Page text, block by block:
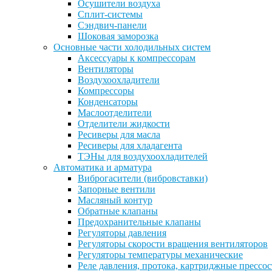
Осушители воздуха
Сплит-системы
Сэндвич-панели
Шоковая заморозка
Основные части холодильных систем
Аксессуары к компрессорам
Вентиляторы
Воздухоохладители
Компрессоры
Конденсаторы
Маслоотделители
Отделители жидкости
Ресиверы для масла
Ресиверы для хладагента
ТЭНы для воздухоохладителей
Автоматика и арматура
Виброгасители (вибровставки)
Запорные вентили
Масляный контур
Обратные клапаны
Предохранительные клапаны
Регуляторы давления
Регуляторы скорости вращения вентиляторов
Регуляторы температуры механические
Реле давления, протока, картриджные